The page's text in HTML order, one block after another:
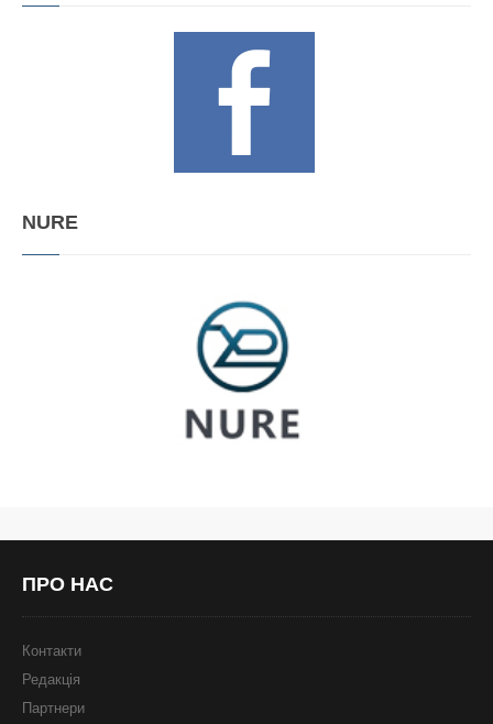
NURE
ПРО НАС
Контакти
Редакція
Партнери